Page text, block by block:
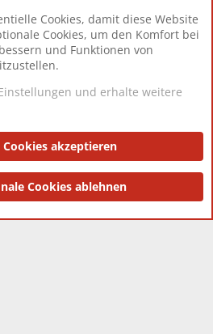
12.427
Berlin
Impressum
® © 2010-2025 XenForo Ltd.
Cookies, damit diese Website
Cookies, um den Komfort bei
und Funktionen von
und erhalte weitere
Cookies akzeptieren
Cookies ablehnen